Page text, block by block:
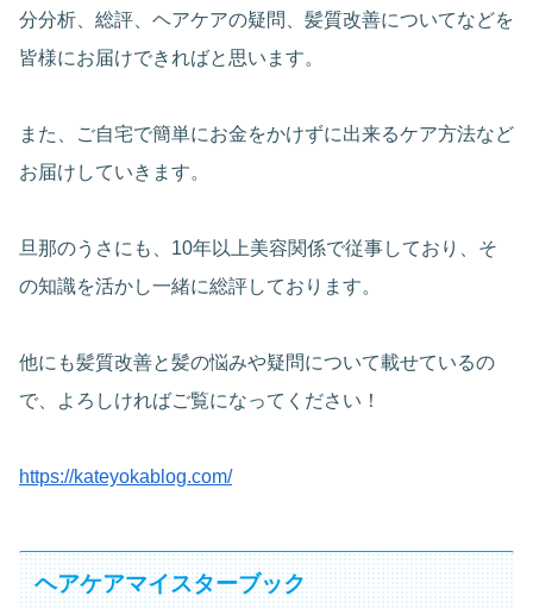
分分析、総評、ヘアケアの疑問、髪質改善についてなどを
皆様にお届けできればと思います。
また、ご自宅で簡単にお金をかけずに出来るケア方法など
お届けしていきます。
旦那のうさにも、10年以上美容関係で従事しており、そ
の知識を活かし一緒に総評しております。
他にも髪質改善と髪の悩みや疑問について載せているの
で、よろしければご覧になってください！
https://kateyokablog.com/
ヘアケアマイスターブック